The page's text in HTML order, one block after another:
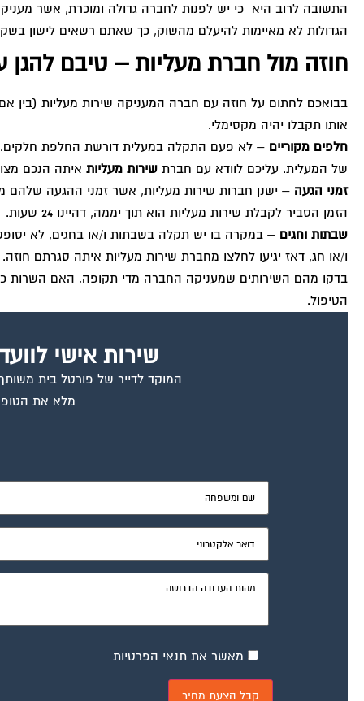
התשובה לרוב היא כי יש לפנות לחברה גדולה ומוכרת, אשר
הגדולות לא מאיימות להיעלם מהשוק, כך שאתם רשאים לישון
חוזה מול חברת מעליות – טיבם
בבואכם לחתום על חוזה עם חברה המעניקה שירות מעליות (בין
אותו תקבלו יהיה מקסימלי.
חלפים מקוריים – לא פעם התקלה במעלית דורשת החלפת חלקים.
של המעלית. עליכם לוודא עם חברת שירות מעליות איתה הנכם
זמני הגעה – ישנן חברות שירות מעליות, אשר זמני ההגעה
הזמן הסביר לקבלת שירות מעליות הוא תוך יממה, דהיינו 24 שעות.
שבתות וחגים – במקרה בו יש תקלה בשבתות ו/או בחגים, לא
ו/או חג, דאז יגיעו לחלצו מחברת שירות מעליות איתה סגרתם חוזה.
בדקו מהם השירותים שמעניקה החברה מדי תקופה, האם השרות
הטיפול.
שירות אישי
המוקד לדייר של פורטל בית
מלא את
מאשר את תנאי הפרטיות